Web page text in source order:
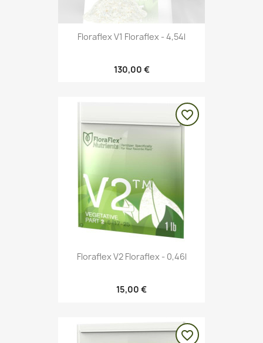
Floraflex V1 Floraflex - 4,54l
130,00 €
Floraflex V2 Floraflex - 0,46l
15,00 €
favorite_border
favorite_border